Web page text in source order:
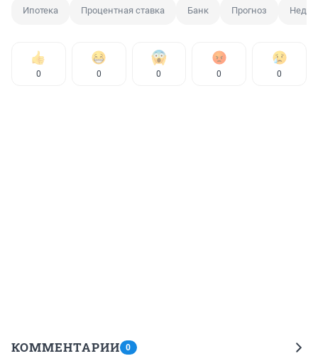
Ипотека Процентная ставка Банк Прогноз
0 0 0 0 0
КОММЕНТАРИИ 0